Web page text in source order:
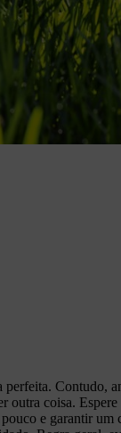
Contudo,
outra coisa.
e garantir